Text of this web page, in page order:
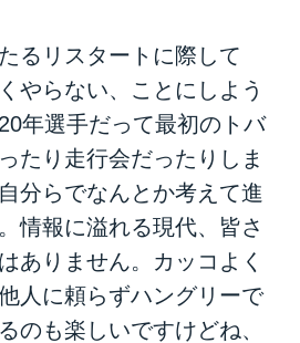
るリスタートに際して
やらない、ことにしよう
年選手だって最初のトバ
たり走行会だったりしま
分らでなんとか考えて進
情報に溢れる現代、皆さ
ありません。カッコよく
人に頼らずハングリーで
のも楽しいですけどね、